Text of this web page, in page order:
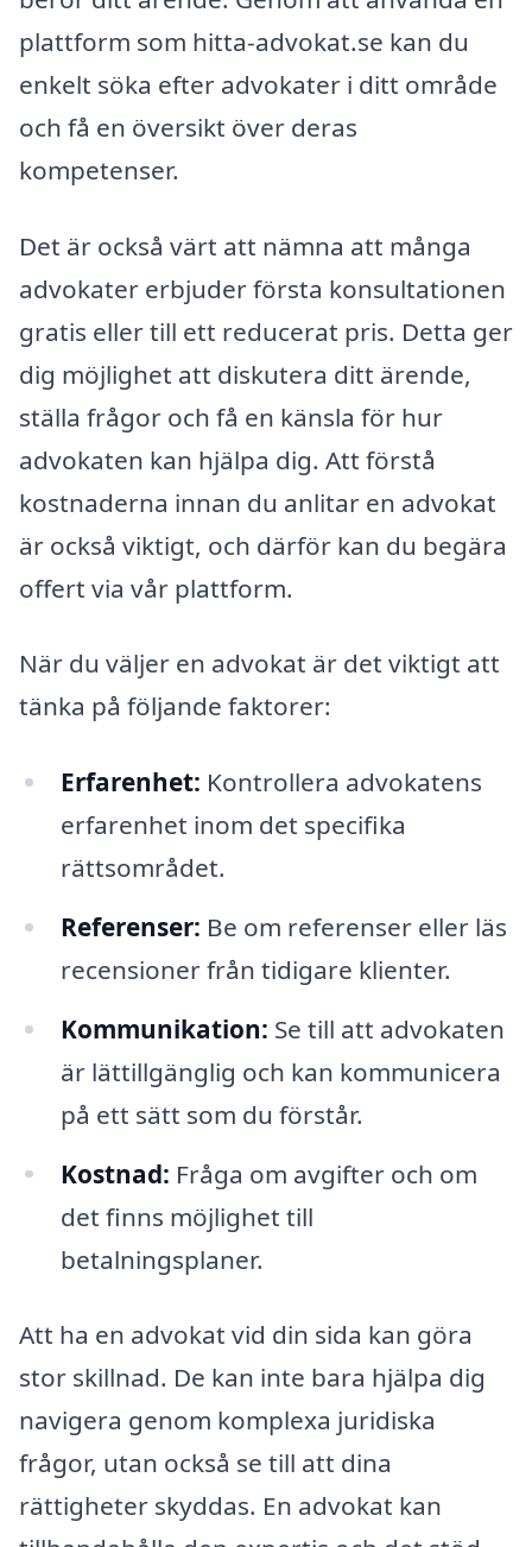
plattform som hitta-advokat.se kan du
enkelt söka efter advokater i ditt område
och få en översikt över deras
kompetenser.
Det är också värt att nämna att många
advokater erbjuder första konsultationen
gratis eller till ett reducerat pris. Detta ger
dig möjlighet att diskutera ditt ärende,
ställa frågor och få en känsla för hur
advokaten kan hjälpa dig. Att förstå
kostnaderna innan du anlitar en advokat
är också viktigt, och därför kan du begära
offert via vår plattform.
När du väljer en advokat är det viktigt att
tänka på följande faktorer:
Erfarenhet: Kontrollera advokatens
erfarenhet inom det specifika
rättsområdet.
Referenser: Be om referenser eller läs
recensioner från tidigare klienter.
Kommunikation: Se till att advokaten
är lättillgänglig och kan kommunicera
på ett sätt som du förstår.
Kostnad: Fråga om avgifter och om
det finns möjlighet till
betalningsplaner.
Att ha en advokat vid din sida kan göra
stor skillnad. De kan inte bara hjälpa dig
navigera genom komplexa juridiska
frågor, utan också se till att dina
rättigheter skyddas. En advokat kan